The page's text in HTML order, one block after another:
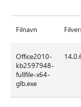
Filnavn
Office2010-
kb2597948-
fullfile-x64-
glb.exe